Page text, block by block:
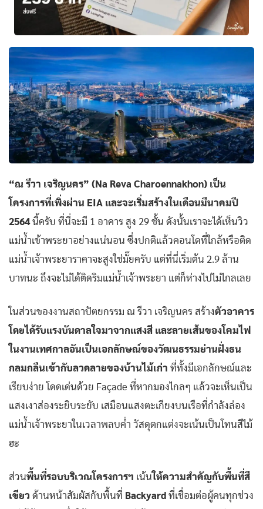
“ณ รีวา เจริญนคร” (Na Reva Charoennakhon) เป็น
โครงการที่เพิ่งผ่าน EIA และจะเริ่มสร้างในเดือนมีนาคมปี
2564นี้ครับ ที่นี่จะมี 1 อาคาร สูง 29 ชั้น ดังนั้นเราจะได้เห็นวิว
แม่น้ำเข้าพระยาอย่างแน่นอน ซึ่งปกติแล้วคอนโดที่ใกล้หรือติด
แม่น้ำเจ้าพระยาราคาจะสูงใช่มั๊ยครับ แต่ที่นี่เริ่มต้น 2.9 ล้าน
บาทนะ ถึงจะไม่ได้ติดริมแม่น้ำเจ้าพระยา แต่ก็ห่างไปไม่ไกลเลย
ในส่วนของงานสถาปัตยกรรม ณ รีวา เจริญนคร สร้างตัวอาคาร
โดยได้รับแรงบันดาลใจมาจากแสงสี และลายเส้นของโคมไฟ
ในงานเทศกาลอันเป็นเอกลักษณ์ของวัฒนธรรมย่านฝั่งธน
กลมกลืนเข้ากับลวดลายของบ้านไม้เก่า ที่ทั้งมีเอกลักษณ์และ
เรียบง่าย โดดเด่นด้วย Façade ที่หากมองไกลๆ แล้วจะเห็นเป็น
แสงเงาส่องระยิบระยับ เสมือนแสงตะเกียงบนเรือที่กำลังล่อง
แม่น้ำเจ้าพระยาในเวลาพลบค่ำ วัสดุตกแต่งจะเน้นเป็นโทนสีไม้
ฮะ
ส่วนพื้นที่รอบบริเวณโครงการฯ เน้น ให้ความสำคัญกับพื้นที่สี
เขียว ด้านหน้าสัมผัสกับพื้นที่ Backyard ที่เชื่อมต่อผู้คนทุกช่วง